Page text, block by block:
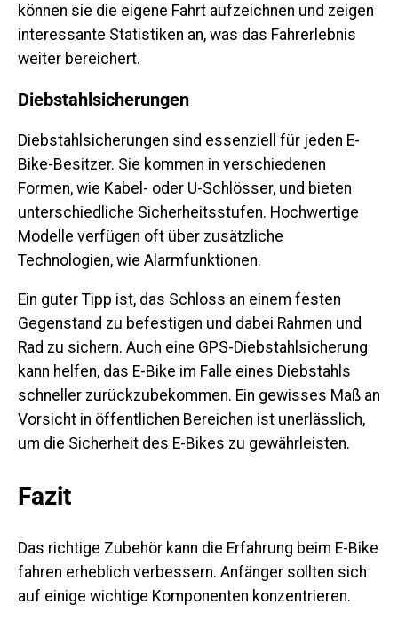
können sie die eigene Fahrt aufzeichnen und zeigen
interessante Statistiken an, was das Fahrerlebnis
weiter bereichert.
Diebstahlsicherungen
Diebstahlsicherungen sind essenziell für jeden E-
Bike-Besitzer. Sie kommen in verschiedenen
Formen, wie Kabel- oder U-Schlösser, und bieten
unterschiedliche Sicherheitsstufen. Hochwertige
Modelle verfügen oft über zusätzliche
Technologien, wie Alarmfunktionen.
Ein guter Tipp ist, das Schloss an einem festen
Gegenstand zu befestigen und dabei Rahmen und
Rad zu sichern. Auch eine GPS-Diebstahlsicherung
kann helfen, das E-Bike im Falle eines Diebstahls
schneller zurückzubekommen. Ein gewisses Maß an
Vorsicht in öffentlichen Bereichen ist unerlässlich,
um die Sicherheit des E-Bikes zu gewährleisten.
Fazit
Das richtige Zubehör kann die Erfahrung beim E-Bike
fahren erheblich verbessern. Anfänger sollten sich
auf einige wichtige Komponenten konzentrieren.